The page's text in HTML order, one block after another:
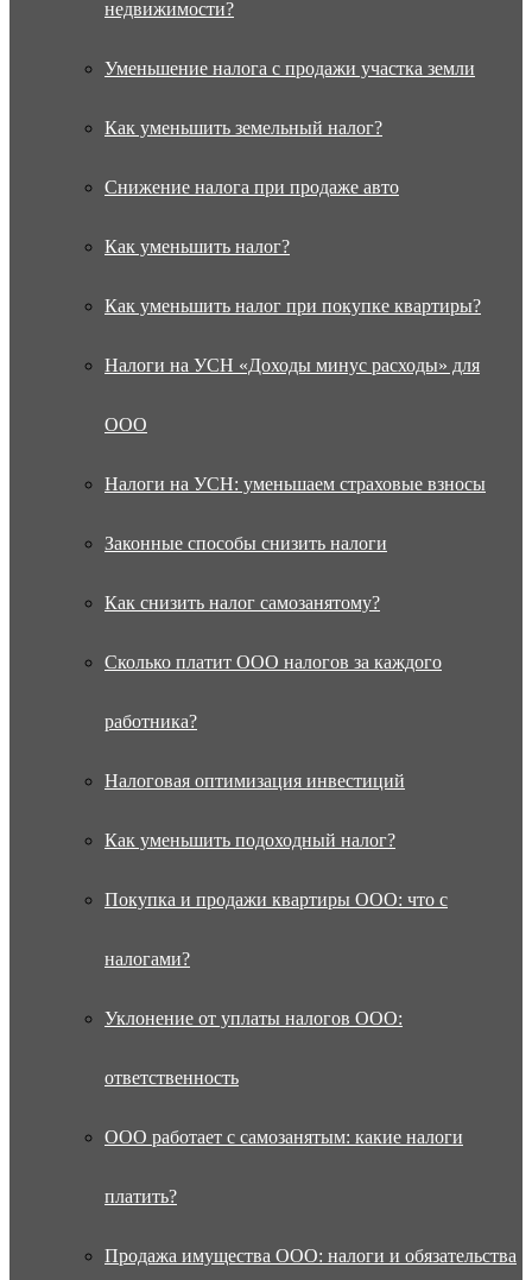
недвижимости?
Уменьшение налога с продажи участка земли
Как уменьшить земельный налог?
Снижение налога при продаже авто
Как уменьшить налог?
Как уменьшить налог при покупке квартиры?
Налоги на УСН «Доходы минус расходы» для
ООО
Налоги на УСН: уменьшаем страховые взносы
Законные способы снизить налоги
Как снизить налог самозанятому?
Сколько платит ООО налогов за каждого
работника?
Налоговая оптимизация инвестиций
Как уменьшить подоходный налог?
Покупка и продажи квартиры ООО: что с
налогами?
Уклонение от уплаты налогов ООО:
ответственность
ООО работает с самозанятым: какие налоги
платить?
Продажа имущества ООО: налоги и обязательства